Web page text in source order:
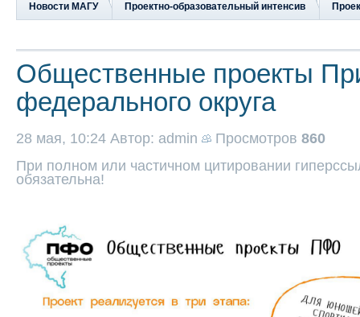
Новости МАГУ Проектно-образовательный интенсив
Общественные проекты
федерального округа
28 мая, 10:24 Автор: admin Просмотров 860
При полном или частичном цитировании
обязательна!